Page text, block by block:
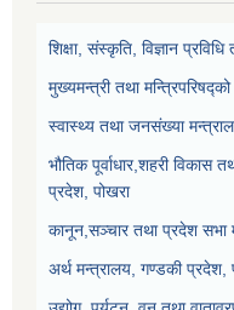
शिक्षा, संस्कृति, विज्ञान
मुख्यमन्त्री तथा
स्वास्थ्य तथा जनसंख्या
भौतिक पूर्वाधार,शहरी विकास
प्रदेश, पोखरा
कानून,सञ्चार तथा प्रदेश सभा
अर्थ मन्त्रालय, गण्डकी प्रदेश,